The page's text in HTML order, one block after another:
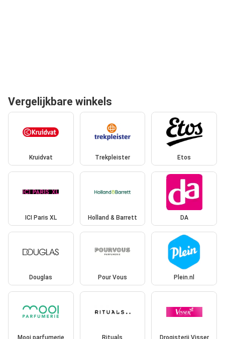
Vergelijkbare winkels
Kruidvat Trekpleister Etos
ICI Paris XL Holland & Barrett DA
Douglas Pour Vous Plein.nl
Mooi parfumerie Rituals Drogisterij Visser